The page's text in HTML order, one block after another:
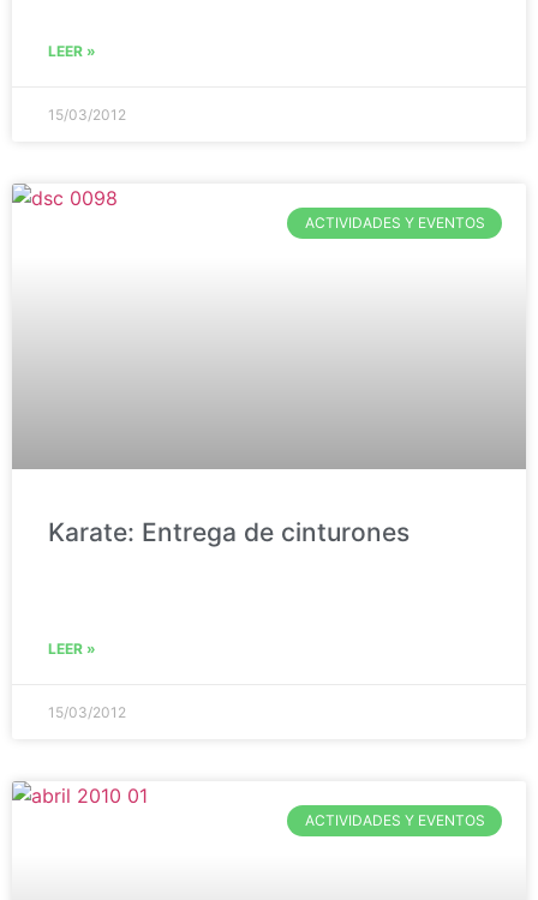
LEER »
15/03/2012
ACTIVIDADES Y EVENTOS
Karate: Entrega de cinturones
LEER »
15/03/2012
ACTIVIDADES Y EVENTOS